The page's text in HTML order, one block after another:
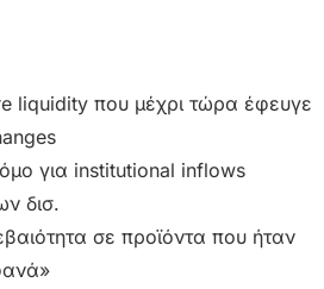
liquidity που μέχρι τώρα έφευγε
για institutional inflows
δισ.
σε προϊόντα που ήταν